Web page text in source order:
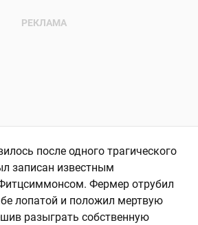
после одного трагического
записан известным
Фермер отрубил
лопатой и положил мертвую
разыграть собственную